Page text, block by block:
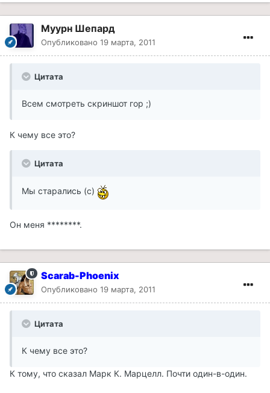
Муурн Шепард
Опубликовано 19 марта, 2011
Цитата
Всем смотреть скриншот гор ;)
К чему все это?
Цитата
Мы старались (с)
Он меня ********.
Scarab-Phoenix
Опубликовано 19 марта, 2011
Цитата
К чему все это?
К тому, что сказал Марк К. Марцелл. Почти один-в-один.